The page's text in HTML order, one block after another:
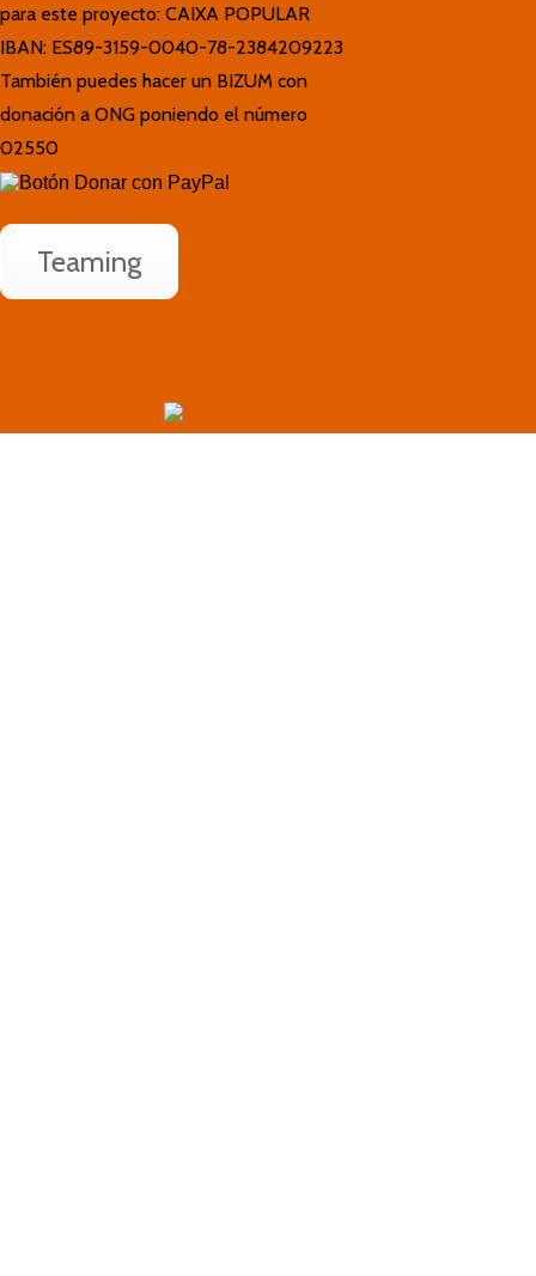
para este proyecto: CAIXA POPULAR
IBAN: ES89-3159-0040-78-2384209223
También puedes hacer un BIZUM con
donación a ONG poniendo el número
02550
Teaming